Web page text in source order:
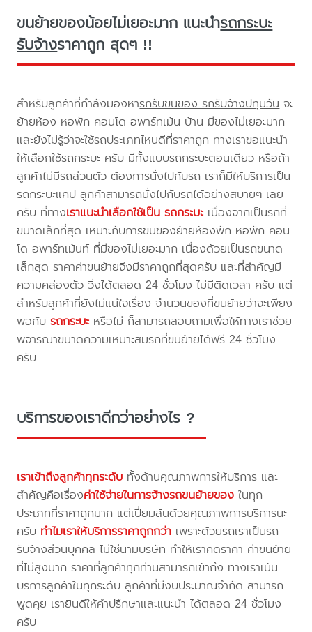
ขนย้ายของน้อยไม่เยอะมาก แนะนำรถกระบะ
รับจ้างราคาถูก สุดๆ !!
สำหรับลูกค้าที่กำลังมองหารถรับขนของ รถรับจ้างปทุมวัน จะ
ย้ายห้อง หอพัก คอนโด อพาร์ทเม้น บ้าน มีของไม่เยอะมาก
และยังไม่รู้ว่าจะใช้รถประเภทไหนดีที่ราคาถูก ทางเราขอแนะนำ
ให้เลือกใช้รถกระบะ ครับ มีทั้งแบบรถกระบะตอนเดียว หรือถ้า
ลูกค้าไม่มีรถส่วนตัว ต้องการนั่งไปกับรถ เราก็มีให้บริการเป็น
รถกระบะแคป ลูกค้าสามารถนั่งไปกับรถได้อย่างสบายๆ เลย
ครับ ที่ทางเราแนะนำเลือกใช้เป็น รถกระบะ เนื่องจากเป็นรถที่
ขนาดเล็กที่สุด เหมาะกับการขนของย้ายห้องพัก หอพัก คอน
โด อพาร์ทเม้นท์ ที่มีของไม่เยอะมาก เนื่องด้วยเป็นรถขนาด
เล็กสุด ราคาค่าขนย้ายจึงมีราคาถูกที่สุดครับ และที่สำคัญมี
ความคล่องตัว วิ่งได้ตลอด 24 ชั่วโมง ไม่มีติดเวลา ครับ แต่
สำหรับลูกค้าที่ยังไม่แน่ใจเรื่อง จำนวนของที่ขนย้ายว่าจะเพียง
พอกับรถกระบะ หรือไม่ ก็สามารถสอบถามเพื่อให้ทางเราช่วย
พิจารณาขนาดความเหมาะสมรถที่ขนย้ายได้ฟรี 24 ชั่วโมง
ครับ
บริการของเราดีกว่าอย่างไร ?
เราเข้าถึงลูกค้าทุกระดับ ทั้งด้านคุณภาพการให้บริการ และ
สำคัญคือเรื่องค่าใช้จ่ายในการจ้างรถขนย้ายของ ในทุก
ประเภทที่ราคาถูกมาก แต่เปี่ยมล้นด้วยคุณภาพการบริการนะ
ครับ ทำไมเราให้บริการราคาถูกกว่า เพราะด้วยรถเราเป็นรถ
รับจ้างส่วนบุคคล ไม่ใช่นามบริษัท ทำให้เราคิดราคา ค่าขนย้าย
ที่ไม่สูงมาก ราคาที่ลูกค้าทุกท่านสามารถเข้าถึง ทางเราเน้น
บริการลูกค้าในทุกระดับ ลูกค้าที่มีงบประมาณจำกัด สามารถ
พูดคุย เรายินดีให้คำปรึกษาและแนะนำ ได้ตลอด 24 ชั่วโมง
ครับ